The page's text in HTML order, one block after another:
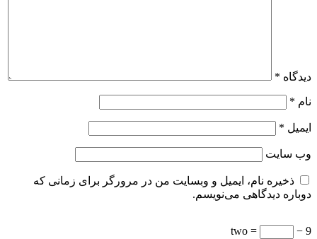
دیدگاه *
نام *
ایمیل *
وب‌ سایت
ذخیره نام، ایمیل و وبسایت من در مرورگر برای زمانی که
دوباره دیدگاهی می‌نویسم.
9 −
= two